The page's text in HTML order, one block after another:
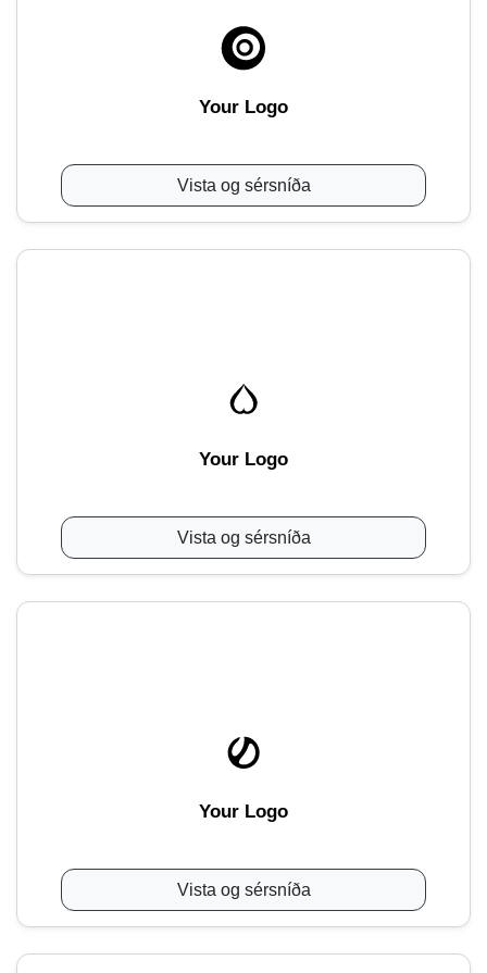
Your Logo
Vista og sérsníða
Your Logo
Vista og sérsníða
Your Logo
Vista og sérsníða